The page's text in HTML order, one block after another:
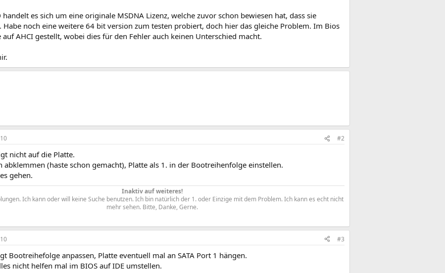
handelt es sich um eine originale MSDNA Lizenz, welche zuvor schon bewiesen hat, dass sie
noch eine weitere 64 bit version zum testen probiert, doch hier das gleiche Problem. Im Bios
auf AHCI gestellt, wobei dies für den Fehler auch keinen Unterschied macht.
#2
nicht auf die Platte.
abklemmen (haste schon gemacht), Platte als 1. in der Bootreihenfolge einstellen.
gehen.
Inaktiv auf weiteres!
Ich kann oder will keine Suche benutzen. Ich bin natürlich der 1. oder Einzige mit dem Problem. Ich kann es echt nicht
mehr sehen. Bitte, Danke, Gerne.​
#3
Bootreihefolge anpassen, Platte eventuell mal an SATA Port 1 hängen.
nicht helfen mal im BIOS auf IDE umstellen.